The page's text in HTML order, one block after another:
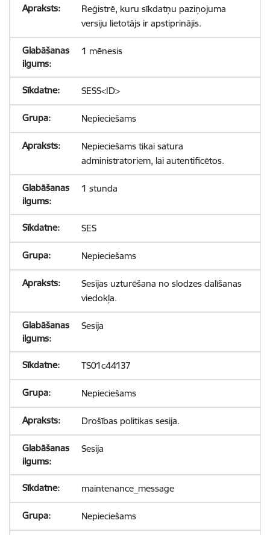
Reģistrē, kuru sīkdatņu paziņojuma
versiju lietotājs ir apstiprinājis.
1 mēnesis
SESS<ID>
Nepieciešams
Nepieciešams tikai satura
administratoriem, lai autentificētos.
1 stunda
SES
Nepieciešams
Sesijas uzturēšana no slodzes dalīšanas
viedokļa.
Sesija
TS01c44137
Nepieciešams
Drošības politikas sesija.
Sesija
maintenance_message
Nepieciešams